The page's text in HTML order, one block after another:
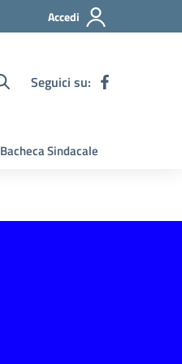
Accedi
Seguici su:
Bacheca Sindacale